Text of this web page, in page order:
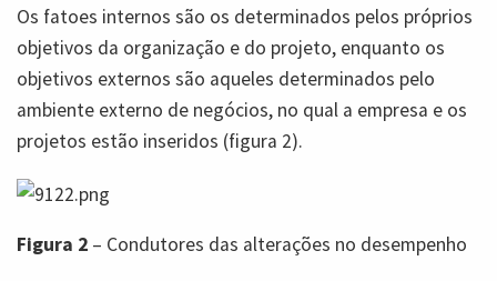
Os fatoes internos são os determinados pelos próprios
objetivos da organização e do projeto, enquanto os
objetivos externos são aqueles determinados pelo
ambiente externo de negócios, no qual a empresa e os
projetos estão inseridos (figura 2).
Figura 2 – Condutores das alterações no desempenho